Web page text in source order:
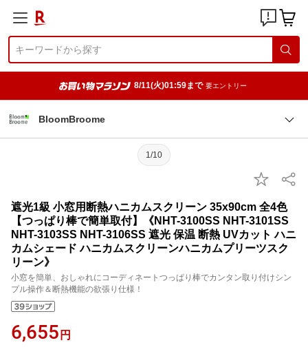
8/11(火)01:59まで 要エントリー
BloomBroome
1/10
遮光1級 小窓用断熱ハニカムスクリーン 35x90cm 全4色
【つっぱり棒で簡単取付】《NHT-3100SS NHT-3101SS
NHT-3103SS NHT-3106SS 遮光 保温 断熱 UVカット ハニ
カムシェード ハニカムスクリーンハニカムプリーツスク
リーン》
小窓を簡単、おしゃれにコーディネートつっぱり棒でカンタン取り付けシン
プル操作＆断熱機能の欲張り仕様！
6,655 円